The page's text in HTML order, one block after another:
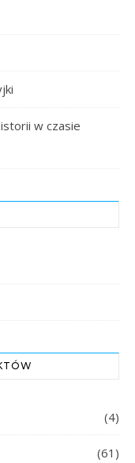
w czasie
(4)
(61)